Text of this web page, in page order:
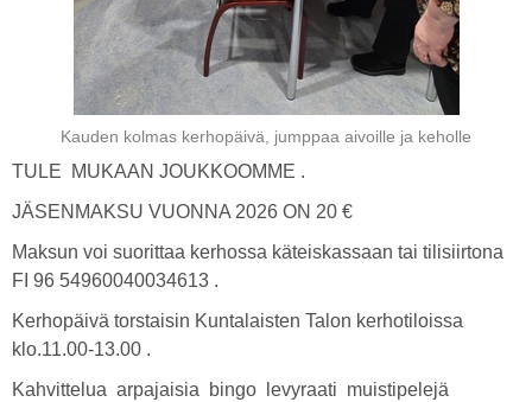
Kauden kolmas kerhopäivä, jumppaa aivoille ja keholle
TULE MUKAAN JOUKKOOMME .
JÄSENMAKSU VUONNA 2026 ON 20 €
Maksun voi suorittaa kerhossa käteiskassaan tai tilisiirtona
FI 96 54960040034613 .
Kerhopäivä torstaisin Kuntalaisten Talon kerhotiloissa
klo.11.00-13.00 .
Kahvittelua arpajaisia bingo levyraati muistipelejä